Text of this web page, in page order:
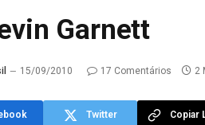
Garnett
15/09/2010 17 Comentários 2
Twitter Copiar